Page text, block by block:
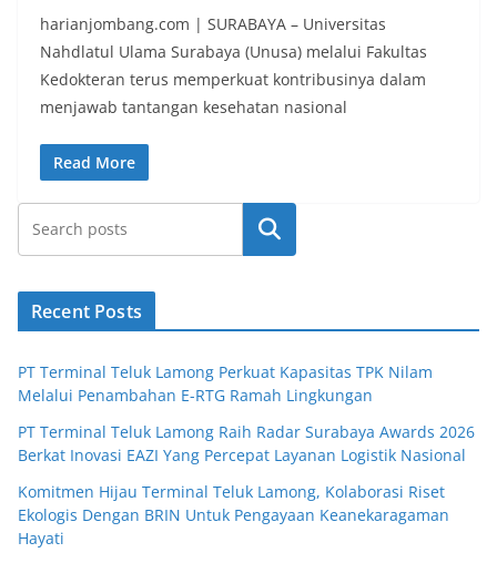
harianjombang.com | SURABAYA – Universitas
Nahdlatul Ulama Surabaya (Unusa) melalui Fakultas
Kedokteran terus memperkuat kontribusinya dalam
menjawab tantangan kesehatan nasional
Read More
Search
Recent Posts
PT Terminal Teluk Lamong Perkuat Kapasitas TPK Nilam
Melalui Penambahan E-RTG Ramah Lingkungan
PT Terminal Teluk Lamong Raih Radar Surabaya Awards 2026
Berkat Inovasi EAZI Yang Percepat Layanan Logistik Nasional
Komitmen Hijau Terminal Teluk Lamong, Kolaborasi Riset
Ekologis Dengan BRIN Untuk Pengayaan Keanekaragaman
Hayati